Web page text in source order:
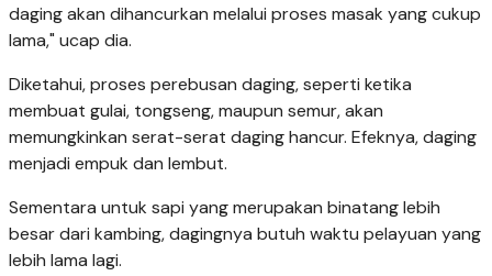
daging akan dihancurkan melalui proses masak yang cukup
lama," ucap dia.
Diketahui, proses perebusan daging, seperti ketika
membuat gulai, tongseng, maupun semur, akan
memungkinkan serat-serat daging hancur. Efeknya, daging
menjadi empuk dan lembut.
Sementara untuk sapi yang merupakan binatang lebih
besar dari kambing, dagingnya butuh waktu pelayuan yang
lebih lama lagi.